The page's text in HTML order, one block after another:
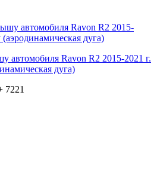
автомобиля Ravon R2 2015-2021 г.
дуга)
7221